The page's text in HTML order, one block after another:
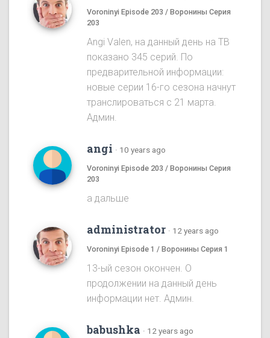
Voroninyi Episode 203 / Воронины Серия
203
Angi Valen, на данный день на ТВ
показано 345 серий. По
предварительной информации:
новые серии 16-го сезона начнут
транслироваться с 21 марта.
Админ.
angi · 10 years ago
Voroninyi Episode 203 / Воронины Серия
203
а дальше
administrator · 12 years ago
Voroninyi Episode 1 / Воронины Серия 1
13-ый сезон окончен. О
продолжении на данный день
информации нет. Админ.
babushka · 12 years ago